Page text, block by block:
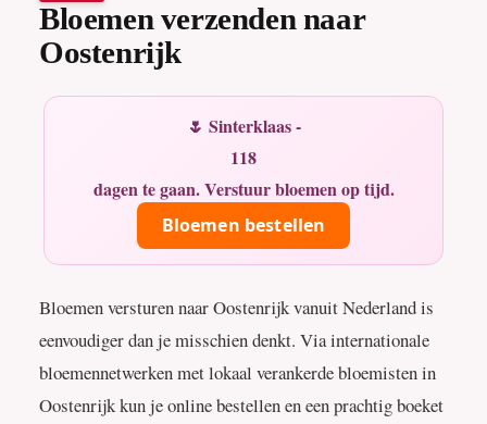
Bloemen verzenden naar
Oostenrijk
🌷 Sinterklaas -
118
dagen te gaan. Verstuur bloemen op tijd.
Bloemen bestellen
Bloemen versturen naar Oostenrijk vanuit Nederland is
eenvoudiger dan je misschien denkt. Via internationale
bloemennetwerken met lokaal verankerde bloemisten in
Oostenrijk kun je online bestellen en een prachtig boeket